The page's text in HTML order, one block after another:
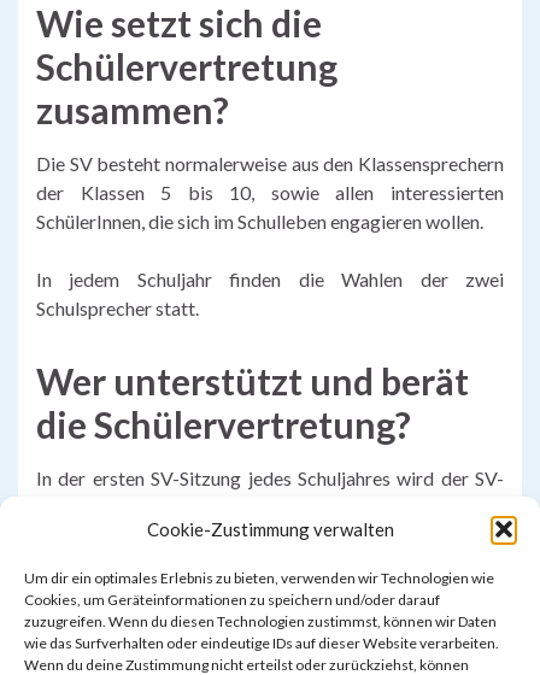
Cookie-Zustimmung verwalten
Um dir ein optimales Erlebnis zu bieten, verwenden wir Technologien wie
Cookies, um Geräteinformationen zu speichern und/oder darauf
zuzugreifen. Wenn du diesen Technologien zustimmst, können wir Daten
wie das Surfverhalten oder eindeutige IDs auf dieser Website verarbeiten.
Wenn du deine Zustimmung nicht erteilst oder zurückziehst, können
Wie setzt sich die
Schülervertretung
zusammen?
Die SV besteht normalerweise aus den Klassensprechern
der Klassen 5 bis 10, sowie allen interessierten
SchülerInnen, die sich im Schulleben engagieren wollen.
In jedem Schuljahr finden die Wahlen der zwei
Schulsprecher statt.
Wer unterstützt und berät
die Schülervertretung?
In der ersten SV-Sitzung jedes Schuljahres wird der SV-
unterstützt und berät der Lehrer die SV bei allen Fragen